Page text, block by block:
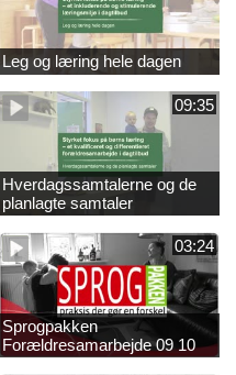
Leg og læring hele dagen
09:35
Hverdagssamtalerne og de
planlagte samtaler
03:24
Sprogpakken
Forældresamarbejde 09 10